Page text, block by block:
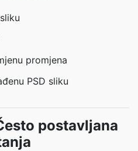
promjena
PSD sliku
postavljana